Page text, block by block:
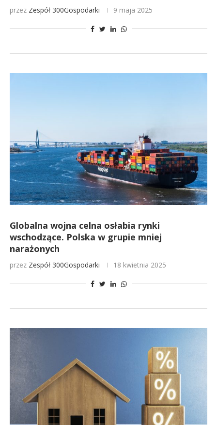
przez Zespół 300Gospodarki 9 maja 2025
Globalna wojna celna osłabia rynki
wschodzące. Polska w grupie mniej
narażonych
przez Zespół 300Gospodarki 18 kwietnia 2025